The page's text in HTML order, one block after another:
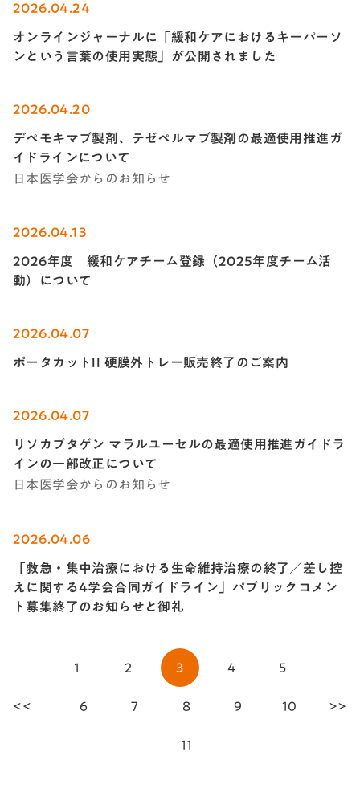
2026.04.24
オンラインジャーナルに「緩和ケアにおけるキーパーソ
ンという言葉の使用実態」が公開されました
2026.04.20
デペモキマブ製剤、テゼペルマブ製剤の最適使用推進ガ
イドラインについて
日本医学会からのお知らせ
2026.04.13
2026年度 緩和ケアチーム登録（2025年度チーム活
動）について
2026.04.07
ポータカットII 硬膜外トレー販売終了のご案内
2026.04.07
リソカブタゲン マラルユーセルの最適使用推進ガイドラ
インの一部改正について
日本医学会からのお知らせ
2026.04.06
「救急・集中治療における生命維持治療の終了／差し控
えに関する4学会合同ガイドライン」パブリックコメン
ト募集終了のお知らせと御礼
<<
1 2 3 4 5
6 7 8 9 10
11
>>